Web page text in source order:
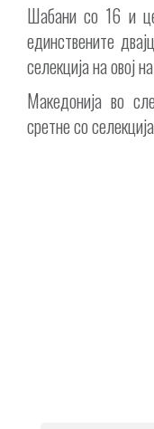
Шабани со 16 и
единствените
селекција на овој
Македонија во
сретне со